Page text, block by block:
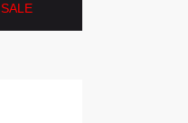
SALE